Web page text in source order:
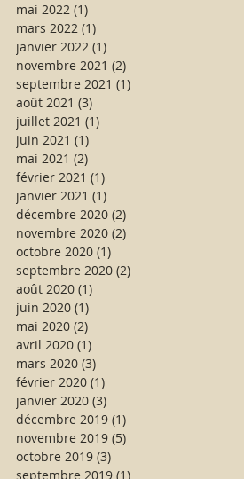
mai 2022 (1)
mars 2022 (1)
janvier 2022 (1)
novembre 2021 (2)
septembre 2021 (1)
août 2021 (3)
juillet 2021 (1)
juin 2021 (1)
mai 2021 (2)
février 2021 (1)
janvier 2021 (1)
décembre 2020 (2)
novembre 2020 (2)
octobre 2020 (1)
septembre 2020 (2)
août 2020 (1)
juin 2020 (1)
mai 2020 (2)
avril 2020 (1)
mars 2020 (3)
février 2020 (1)
janvier 2020 (3)
décembre 2019 (1)
novembre 2019 (5)
octobre 2019 (3)
septembre 2019 (1)